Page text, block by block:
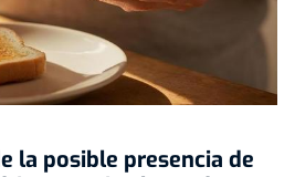
la posible presencia de